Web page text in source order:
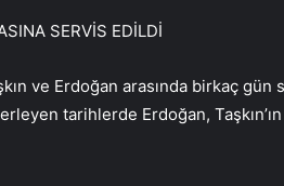
SERVİS EDİLDİ
ve Erdoğan arasında birkaç
tarihlerde Erdoğan,